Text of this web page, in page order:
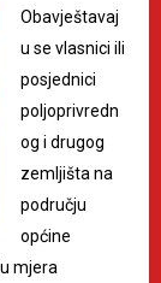
Obavještavaj
u se vlasnici ili
posjednici
poljoprivredn
og i drugog
zemljišta na
području
općine
mjera